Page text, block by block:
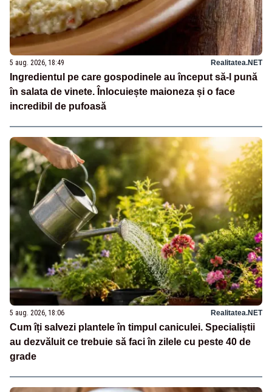
5 aug. 2026, 18:49 Realitatea.NET
Ingredientul pe care gospodinele au început să-l pună
în salata de vinete. Înlocuiește maioneza și o face
incredibil de pufoasă
5 aug. 2026, 18:06 Realitatea.NET
Cum îți salvezi plantele în timpul caniculei. Specialiștii
au dezvăluit ce trebuie să faci în zilele cu peste 40 de
grade